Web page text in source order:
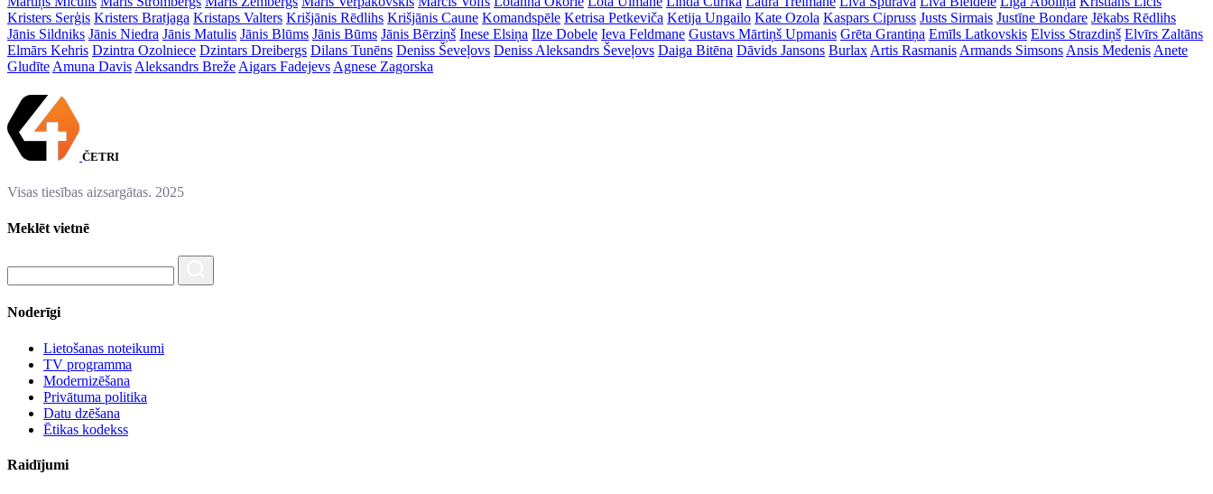
Kristers Serģis Kristers Bratjaga Kristaps Valters Krišjānis Rēdlihs Krišjānis Caune Komandspēle Ketrisa Petkeviča Ketija Ungailo Kate Ozola Kaspars Cipruss Justs Sirmais Justīne Bondare Jēkabs Rēdlihs
Jānis Sildniks Jānis Niedra Jānis Matulis Jānis Blūms Jānis Būms Jānis Bērziņš Inese Elsiņa Ilze Dobele Ieva Feldmane Gustavs Mārtiņš Upmanis Grēta Grantiņa Emīls Latkovskis Elviss Strazdiņš Elvīrs Zaltāns
Elmārs Kehris Dzintra Ozolniece Dzintars Dreibergs Dilans Tunēns Deniss Ševeļovs Deniss Aleksandrs Ševeļovs Daiga Bitēna Dāvids Jansons Burlax Artis Rasmanis Armands Simsons Ansis Medenis Anete
Gludīte Amuna Davis Aleksandrs Breže Aigars Fadejevs Agnese Zagorska
ČETRI
Visas tiesības aizsargātas. 2025
Meklēt vietnē
Noderīgi
Lietošanas noteikumi
TV programma
Modernizēšana
Privātuma politika
Datu dzēšana
Ētikas kodekss
Raidījumi